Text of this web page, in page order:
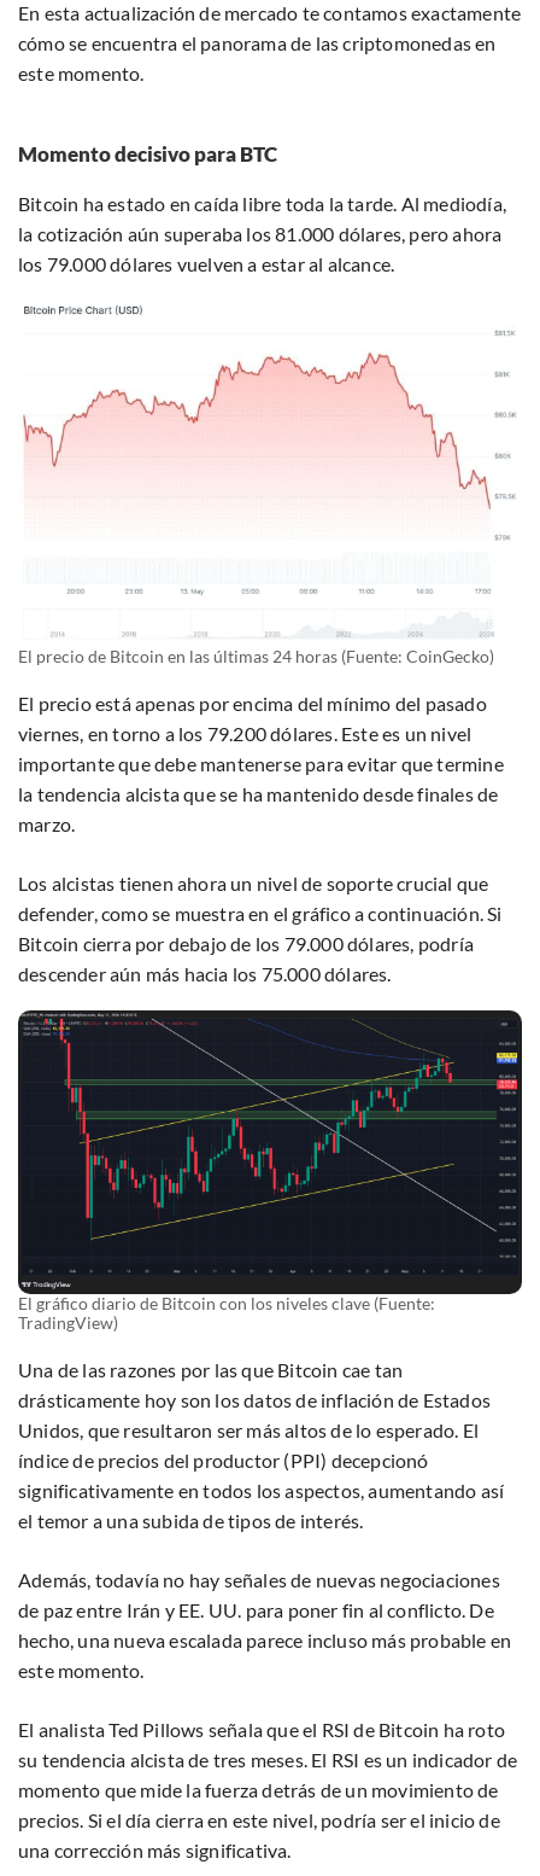
En esta actualización de mercado te contamos exactamente
cómo se encuentra el panorama de las criptomonedas en
este momento.
Momento decisivo para BTC
Bitcoin ha estado en caída libre toda la tarde. Al mediodía,
la cotización aún superaba los 81.000 dólares, pero ahora
los 79.000 dólares vuelven a estar al alcance.
El precio de Bitcoin en las últimas 24 horas (Fuente: CoinGecko)
El precio está apenas por encima del mínimo del pasado
viernes, en torno a los 79.200 dólares. Este es un nivel
importante que debe mantenerse para evitar que termine
la tendencia alcista que se ha mantenido desde finales de
marzo.
Los alcistas tienen ahora un nivel de soporte crucial que
defender, como se muestra en el gráfico a continuación. Si
Bitcoin cierra por debajo de los 79.000 dólares, podría
descender aún más hacia los 75.000 dólares.
El gráfico diario de Bitcoin con los niveles clave (Fuente:
TradingView)
Una de las razones por las que Bitcoin cae tan
drásticamente hoy son los datos de inflación de Estados
Unidos, que resultaron ser más altos de lo esperado. El
índice de precios del productor (PPI) decepcionó
significativamente en todos los aspectos, aumentando así
el temor a una subida de tipos de interés.
Además, todavía no hay señales de nuevas negociaciones
de paz entre Irán y EE. UU. para poner fin al conflicto. De
hecho, una nueva escalada parece incluso más probable en
este momento.
El analista Ted Pillows señala que el RSI de Bitcoin ha roto
su tendencia alcista de tres meses. El RSI es un indicador de
momento que mide la fuerza detrás de un movimiento de
precios. Si el día cierra en este nivel, podría ser el inicio de
una corrección más significativa.